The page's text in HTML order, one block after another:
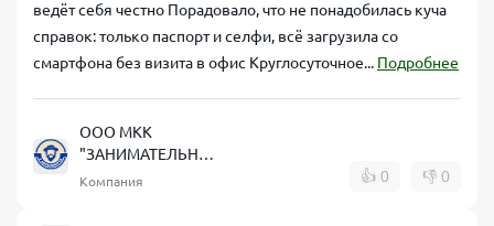
ведёт себя честно Порадовало, что не понадобилась куча
справок: только паспорт и селфи, всё загрузила со
смартфона без визита в офис Круглосуточное... Подробнее
ООО МКК
"ЗАНИМАТЕЛЬНЫЕ
ФИНАНСЫ"
Компания 👍 0 👎 0